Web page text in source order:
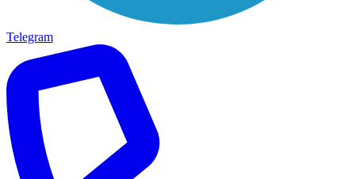
Telegram